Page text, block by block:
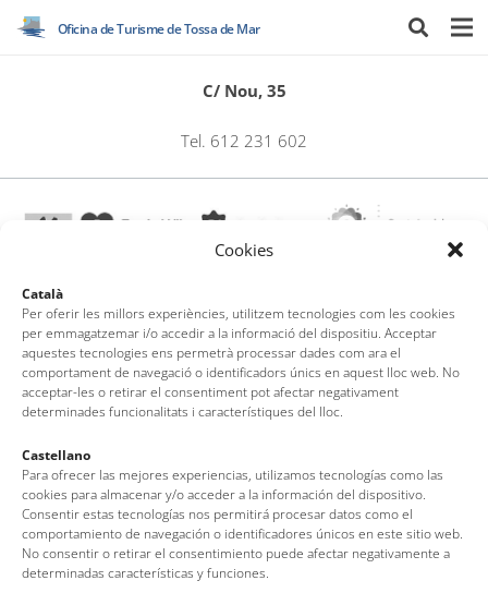
Cookies
Català
Per oferir les millors experiències, utilitzem tecnologies com les cookies
per emmagatzemar i/o accedir a la informació del dispositiu. Acceptar
aquestes tecnologies ens permetrà processar dades com ara el
comportament de navegació o identificadors únics en aquest lloc web. No
acceptar-les o retirar el consentiment pot afectar negativament
determinades funcionalitats i característiques del lloc.
Castellano
Para ofrecer las mejores experiencias, utilizamos tecnologías como las
cookies para almacenar y/o acceder a la información del dispositivo.
Consentir estas tecnologías nos permitirá procesar datos como el
comportamiento de navegación o identificadores únicos en este sitio web.
No consentir o retirar el consentimiento puede afectar negativamente a
determinadas características y funciones.
Oficina de Turisme de Tossa de Mar
C/ Nou, 35
Tel. 612 231 602
Oficina de Turisme de Tossa de Mar
Av. del Pelegrí, 25 – Edifici La Nau · 17320 – Tossa de Mar
(Girona – Costa Brava)
Tel: + 00 34 972 340 108 · Mail: info@visittossa.com
Nota legal